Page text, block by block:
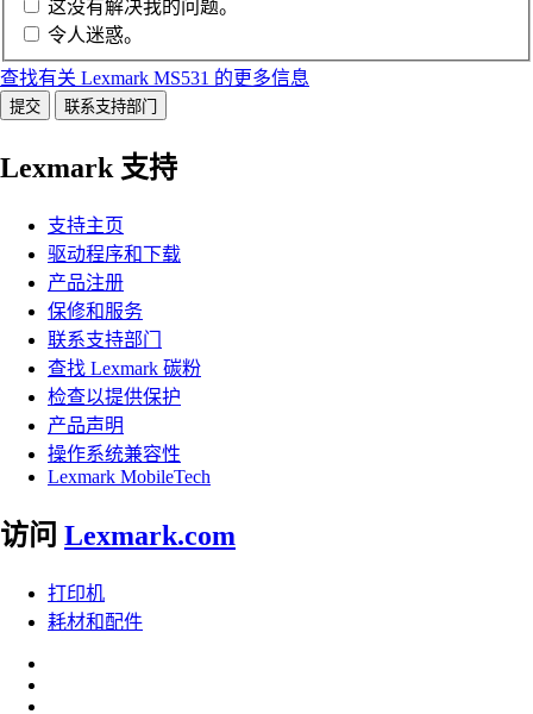
这没有解决我的问题。
令人迷惑。
查找有关 Lexmark MS531 的更多信息
提交 联系支持部门
Lexmark 支持
支持主页
驱动程序和下载
产品注册
保修和服务
联系支持部门
查找 Lexmark 碳粉
检查以提供保护
产品声明
操作系统兼容性
Lexmark MobileTech
访问 Lexmark.com
打印机
耗材和配件